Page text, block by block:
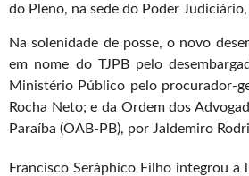
do Pleno, na sede do Poder Judiciário,
Na solenidade de posse, o novo
em nome do TJPB pelo
Ministério Público pelo procurador-
Rocha Neto; e da Ordem dos
Paraíba (OAB-PB), por Jaldemiro
Francisco Seráphico Filho integrou a